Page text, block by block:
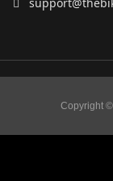
Copyright